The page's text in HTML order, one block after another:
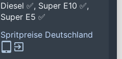
Diesel ✅, Super E10 ✅,
Super E5 ✅
Spritpreise Deutschland